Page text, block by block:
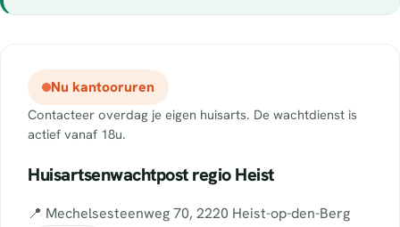
Nu kantooruren
Contacteer overdag je eigen huisarts. De wachtdienst is
actief vanaf 18u.
Huisartsenwachtpost regio Heist
📍 Mechelsesteenweg 70, 2220 Heist-op-den-Berg